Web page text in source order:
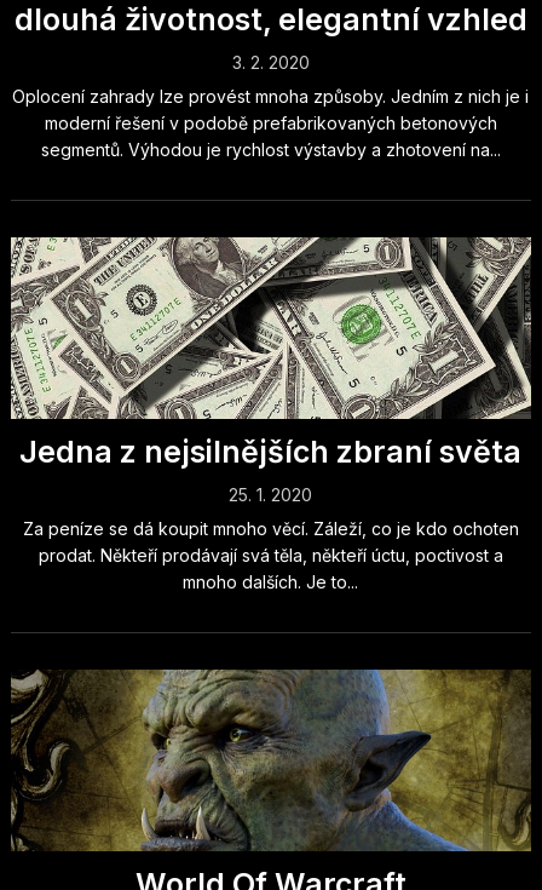
dlouhá životnost, elegantní vzhled
3. 2. 2020
Oplocení zahrady lze provést mnoha způsoby. Jedním z nich je i
moderní řešení v podobě prefabrikovaných betonových
segmentů. Výhodou je rychlost výstavby a zhotovení na...
Jedna z nejsilnějších zbraní světa
25. 1. 2020
Za peníze se dá koupit mnoho věcí. Záleží, co je kdo ochoten
prodat. Někteří prodávají svá těla, někteří úctu, poctivost a
mnoho dalších. Je to...